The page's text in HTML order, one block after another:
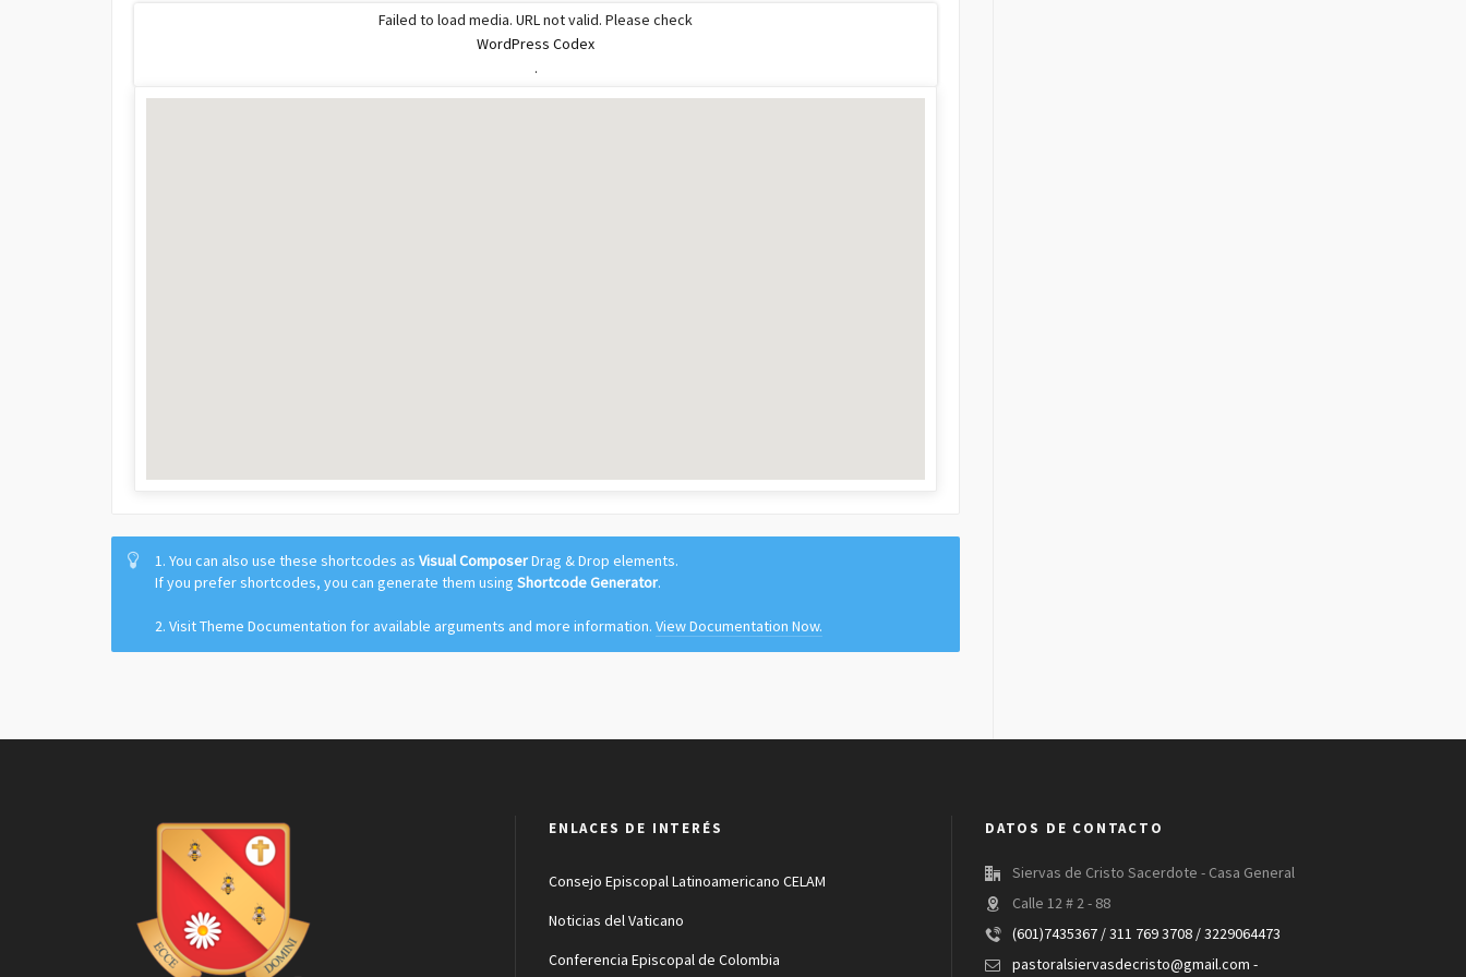
Failed to load media. URL not valid. Please check
WordPress Codex
.
1. You can also use these shortcodes as Visual ComposerDrag & Drop elements.
If you prefer shortcodes, you can generate them using Shortcode Generator.
2. Visit Theme Documentation for available arguments and more information. View Documentation Now.
ENLACES DE INTERÉS
Consejo Episcopal Latinoamericano CELAM
Noticias del Vaticano
Conferencia Episcopal de Colombia
DATOS DE CONTACTO
Siervas de Cristo Sacerdote - Casa General
Calle 12 # 2 - 88
(601)7435367 / 311 769 3708 / 3229064473
pastoralsiervasdecristo@gmail.com -